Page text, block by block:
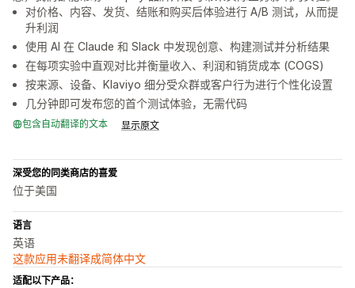
对价格、内容、发货、结账和购买后体验进行 A/B 测试，从而提
升利润
使用 AI 在 Claude 和 Slack 中发现创意、构建测试并分析结果
在每项实验中直观对比并衡量收入、利润和销货成本 (COGS)
按来源、设备、Klaviyo 细分受众群或客户行为进行个性化设置
几分钟即可发布您的首个测试体验，无需代码
包含自动翻译的文本 显示原文
深受您的同类商店的喜爱
位于美国
语言
英语
这款应用未翻译成简体中文
适配以下产品：